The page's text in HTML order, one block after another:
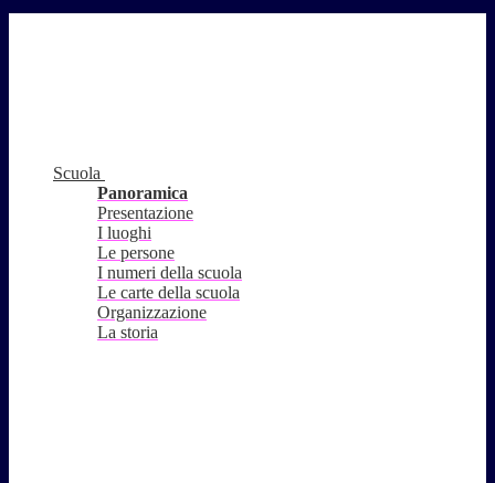
Scuola
Panoramica
Presentazione
I luoghi
Le persone
I numeri della scuola
Le carte della scuola
Organizzazione
La storia